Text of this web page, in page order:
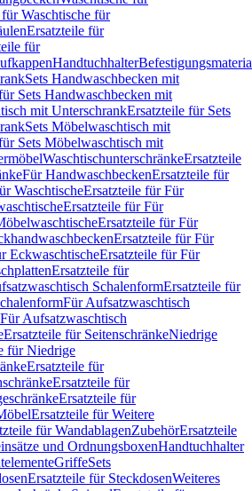
Waschtische für
Ersatzteile für
für
Handtuchhalter
Sets Handwaschbecken mit
Sets Handwaschbecken mit
mit UnterschrankErsatzteile für Sets
Sets Möbelwaschtisch mit
Sets Möbelwaschtisch mit
WaschtischunterschränkeErsatzteile
Für HandwaschbeckenErsatzteile für
WaschtischeErsatzteile für Für
Ersatzteile für Für
Ersatzteile für Für
Ersatzteile für Für
EckwaschtischeErsatzteile für Für
Ersatzteile für
SchalenformErsatzteile für
Für Aufsatzwaschtisch
Aufsatzwaschtisch
Ersatzteile für SeitenschränkeNiedrige
für Niedrige
Ersatzteile für
Ersatzteile für
Ersatzteile für
Ersatzteile für Weitere
für WandablagenZubehörErsatzteile
und OrdnungsboxenHandtuchhalter
GriffeSets
Ersatzteile für SteckdosenWeiteres